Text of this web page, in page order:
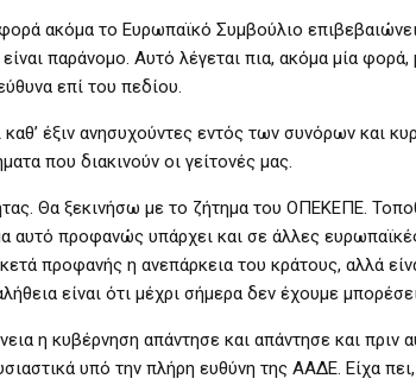
φορά ακόμα το Ευρωπαϊκό Συμβούλιο
παράνομο. Αυτό λέγεται πια, ακόμα μία
επί του πεδίου.
έξιν ανησυχούντες εντός των συνόρων και
που διακινούν οι γείτονές μας.
Θα ξεκινήσω με το ζήτημα του ΟΠΕΚΕΠΕ.
αυτό προφανώς υπάρχει και σε άλλες
προφανής η ανεπάρκεια του κράτους, αλλά
είναι ότι μέχρι σήμερα δεν έχουμε
η κυβέρνηση απάντησε και απάντησε και
υπό την πλήρη ευθύνη της ΑΑΔΕ. Είχα